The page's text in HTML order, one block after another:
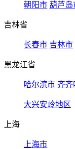
朝阳市 葫芦岛
吉林省
长春市 吉林市
黑龙江省
哈尔滨市 齐齐
大兴安岭地区
上海
上海市